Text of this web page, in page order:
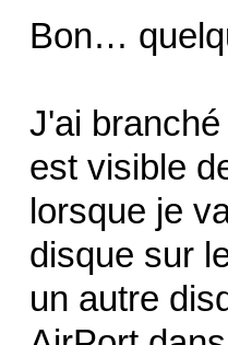
Bon…
J'ai
est visible
lorsque je
disque sur
un autre